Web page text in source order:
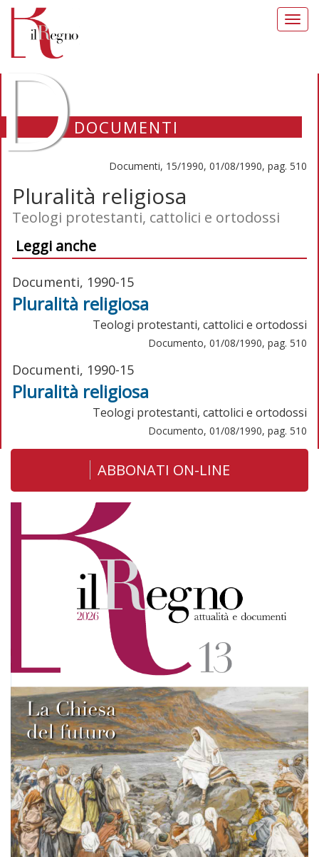
DOCUMENTI
Documenti, 15/1990, 01/08/1990, pag. 510
Pluralità religiosa
Teologi protestanti, cattolici e ortodossi
Leggi anche
Documenti, 1990-15
Pluralità religiosa
Teologi protestanti, cattolici e ortodossi
Documento, 01/08/1990, pag. 510
Documenti, 1990-15
Pluralità religiosa
Teologi protestanti, cattolici e ortodossi
Documento, 01/08/1990, pag. 510
ABBONATI ON-LINE